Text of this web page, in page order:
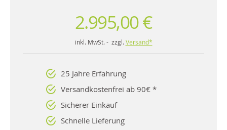
2.995,00 €
inkl. MwSt. - zzgl. Versand*
25 Jahre Erfahrung
Versandkostenfrei ab 90€ *
Sicherer Einkauf
Schnelle Lieferung